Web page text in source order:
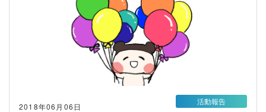
2018年06月06日
活動報告